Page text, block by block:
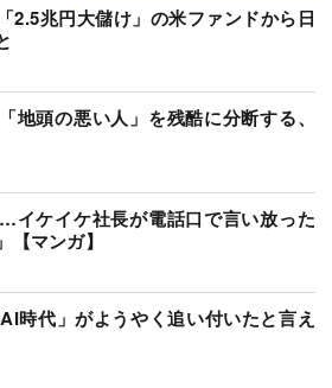
2.5兆円大儲け」の米ファンドから日
地頭の悪い人」を残酷に分断する、
イケイケ社長が電話口で言い放った
【マンガ】
時代」がようやく追い付いたと言え